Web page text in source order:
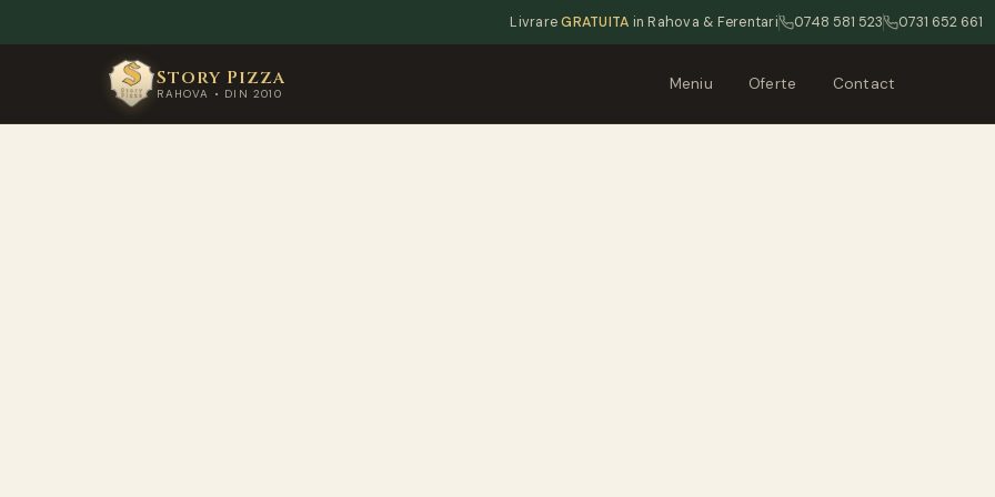
LivrareGRATUITA in Rahova & Ferentari 0748 581 523 0731 652 661
Story Pizza
RAHOVA • DIN 2010 Meniu Oferte Contact